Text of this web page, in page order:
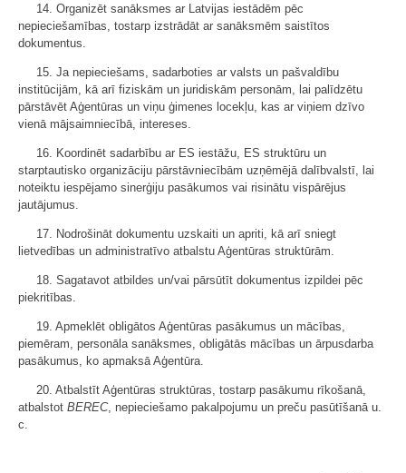
14. Organizēt sanāksmes ar Latvijas iestādēm pēc
nepieciešamības, tostarp izstrādāt ar sanāksmēm saistītos
dokumentus.
15. Ja nepieciešams, sadarboties ar valsts un pašvaldību
institūcijām, kā arī fiziskām un juridiskām personām, lai palīdzētu
pārstāvēt Aģentūras un viņu ģimenes locekļu, kas ar viņiem dzīvo
vienā mājsaimniecībā, intereses.
16. Koordinēt sadarbību ar ES iestāžu, ES struktūru un
starptautisko organizāciju pārstāvniecībām uzņēmējā dalībvalstī, lai
noteiktu iespējamo sinerģiju pasākumos vai risinātu vispārējus
jautājumus.
17. Nodrošināt dokumentu uzskaiti un apriti, kā arī sniegt
lietvedības un administratīvo atbalstu Aģentūras struktūrām.
18. Sagatavot atbildes un/vai pārsūtīt dokumentus izpildei pēc
piekritības.
19. Apmeklēt obligātos Aģentūras pasākumus un mācības,
piemēram, personāla sanāksmes, obligātās mācības un ārpusdarba
pasākumus, ko apmaksā Aģentūra.
20. Atbalstīt Aģentūras struktūras, tostarp pasākumu rīkošanā,
atbalstot BEREC, nepieciešamo pakalpojumu un preču pasūtīšanā u.
c.